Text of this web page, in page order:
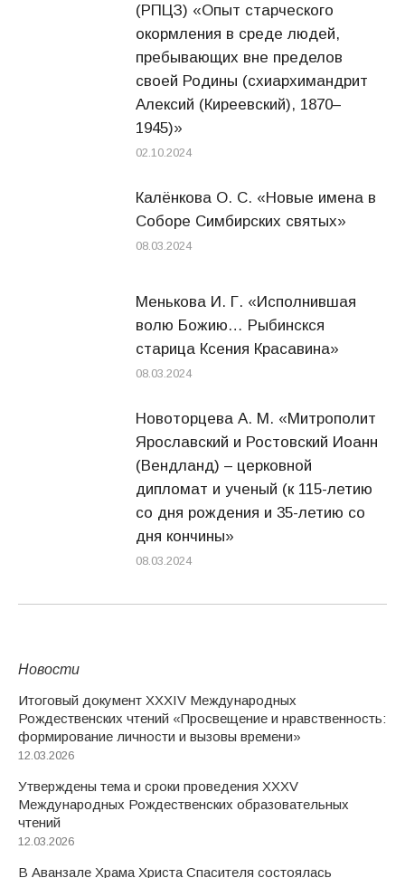
(РПЦЗ) «Опыт старческого
окормления в среде людей,
пребывающих вне пределов
своей Родины (схиархимандрит
Алексий (Киреевский), 1870–
1945)»
02.10.2024
Калёнкова О. С. «Новые имена в
Соборе Симбирских святых»
08.03.2024
Менькова И. Г. «Исполнившая
волю Божию… Рыбинскся
старица Ксения Красавина»
08.03.2024
Новоторцева А. М. «Митрополит
Ярославский и Ростовский Иоанн
(Вендланд) – церковной
дипломат и ученый (к 115-летию
со дня рождения и 35-летию со
дня кончины»
08.03.2024
Новости
Итоговый документ XXХIV Международных
Рождественских чтений «Просвещение и нравственность:
формирование личности и вызовы времени»
12.03.2026
Утверждены тема и сроки проведения XXXV
Международных Рождественских образовательных
чтений
12.03.2026
В Аванзале Храма Христа Спасителя состоялась